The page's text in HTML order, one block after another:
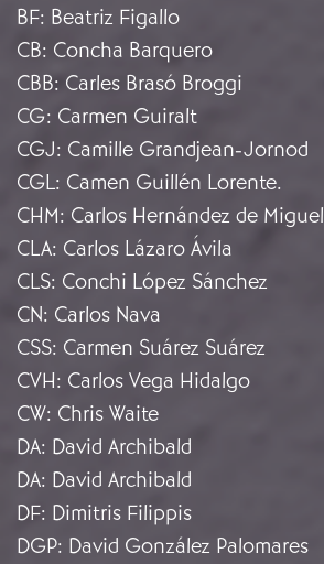
BF: Beatriz Figallo
CB: Concha Barquero
CBB: Carles Brasó Broggi
CG: Carmen Guiralt
CGJ: Camille Grandjean-Jornod
CGL: Camen Guillén Lorente.
CHM: Carlos Hernández de Miguel
CLA: Carlos Lázaro Ávila
CLS: Conchi López Sánchez
CN: Carlos Nava
CSS: Carmen Suárez Suárez
CVH: Carlos Vega Hidalgo
CW: Chris Waite
DA: David Archibald
DA: David Archibald
DF: Dimitris Filippis
DGP: David González Palomares